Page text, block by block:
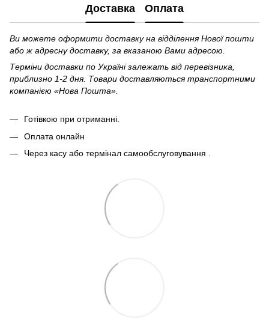
Доставка Оплата
Ви можете оформити доставку на відділення Нової пошти
або ж адресну доставку, за вказаною Вами адресою.
Терміни доставки по Україні залежать від перевізника,
приблизно 1-2 дня. Товари доставляються транспортними
компанією «Нова Пошта».
Готівкою при отриманні.
Оплата онлайн
Через касу або термінал самообслуговування .